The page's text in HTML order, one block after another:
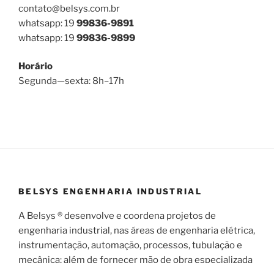
contato@belsys.com.br
whatsapp: 19 99836-9891
whatsapp: 19 99836-9899
Horário
Segunda—sexta: 8h–17h
BELSYS ENGENHARIA INDUSTRIAL
A Belsys ® desenvolve e coordena projetos de
engenharia industrial, nas áreas de engenharia elétrica,
instrumentação, automação, processos, tubulação e
mecânica; além de fornecer mão de obra especializada